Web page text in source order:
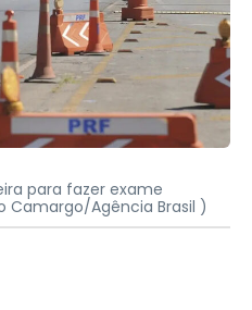
para fazer exame
Camargo/Agência Brasil )